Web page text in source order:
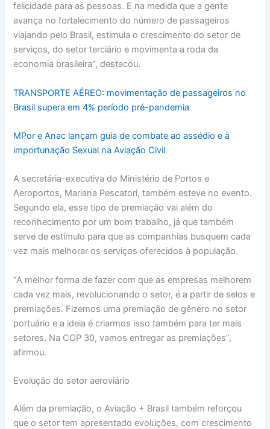
felicidade para as pessoas. E na medida que a gente
avança no fortalecimento do número de passageiros
viajando pelo Brasil, estimula o crescimento do setor de
serviços, do setor terciário e movimenta a roda da
economia brasileira”, destacou.
TRANSPORTE AÉREO: movimentação de passageiros no
Brasil supera em 4% período pré-pandemia
MPor e Anac lançam guia de combate ao assédio e à
importunação Sexual na Aviação Civil
A secretária-executiva do Ministério de Portos e
Aeroportos, Mariana Pescatori, também esteve no evento.
Segundo ela, esse tipo de premiação vai além do
reconhecimento por um bom trabalho, já que também
serve de estímulo para que as companhias busquem cada
vez mais melhorar os serviços oferecidos à população.
“A melhor forma de fazer com que as empresas melhorem
cada vez mais, revolucionando o setor, é a partir de selos e
premiações. Fizemos uma premiação de gênero no setor
portuário e a ideia é criarmos isso também para ter mais
setores. Na COP 30, vamos entregar as premiações”,
afirmou.
Evolução do setor aeroviário
Além da premiação, o Aviação + Brasil também reforçou
que o setor tem apresentado evoluções, com crescimento